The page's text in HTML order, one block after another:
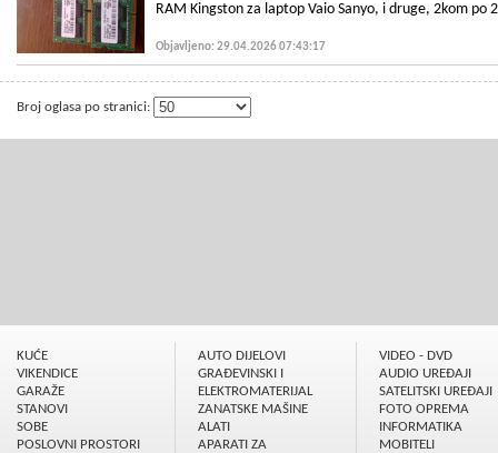
RAM Kingston za laptop Vaio Sanyo, i druge, 2kom po
Objavljeno: 29.04.2026 07:43:17
Broj oglasa po stranici:
KUĆE
VIKENDICE
GARAŽE
STANOVI
SOBE
POSLOVNI PROSTORI
AUTO DIJELOVI
GRAÐEVINSKI I
ELEKTROMATERIJAL
ZANATSKE MAŠINE
ALATI
APARATI ZA
VIDEO - DVD
AUDIO UREÐAJI
SATELITSKI UREÐAJI
FOTO OPREMA
INFORMATIKA
MOBITELI